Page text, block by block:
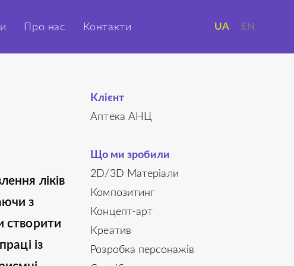
Про нас Контакти UA EN
ліків
з
створити
із
Клієнт
Аптека АНЦ
Що ми зробили
2D/3D Матеріали
Композитинг
Концепт-арт
Креатив
Розробка персонажів